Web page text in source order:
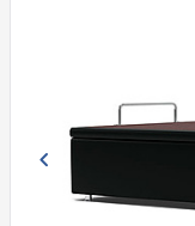
Imagem anterior